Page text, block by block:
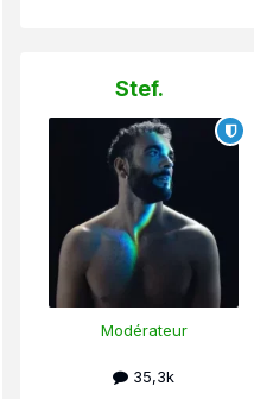
Stef.
Modérateur
35,3k